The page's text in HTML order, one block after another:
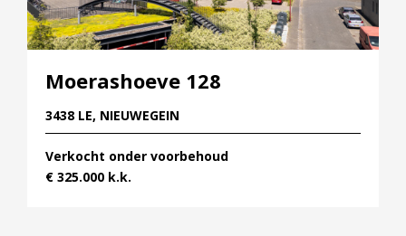
Moerashoeve 128
3438 LE, NIEUWEGEIN
Verkocht onder voorbehoud
€ 325.000 k.k.